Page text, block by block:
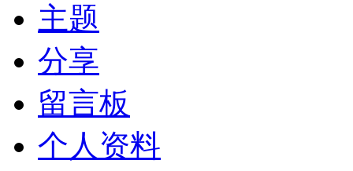
主题
分享
留言板
个人资料